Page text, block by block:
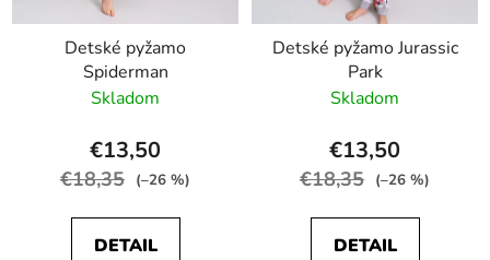
Detské pyžamo
Spiderman
Skladom
€13,50
€18,35 (–26 %)
DETAIL
Detské pyžamo Jurassic
Park
Skladom
€13,50
€18,35 (–26 %)
DETAIL